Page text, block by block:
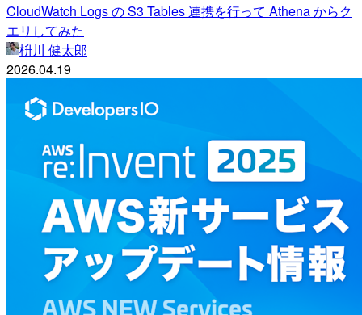
CloudWatch Logs の S3 Tables 連携を行って Athena からク
エリしてみた
枡川 健太郎
2026.04.19